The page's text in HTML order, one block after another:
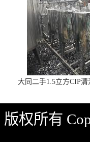
大同二手1.5立方CIP
版权所有